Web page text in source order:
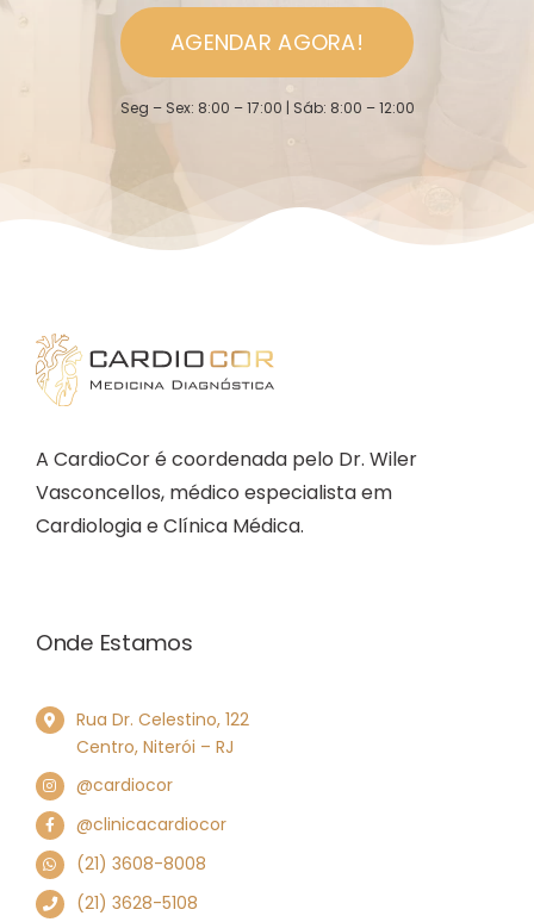
AGENDAR AGORA!
Seg – Sex: 8:00 – 17:00 | Sáb: 8:00 – 12:00
A CardioCor é coordenada pelo Dr. Wiler
Vasconcellos, médico especialista em
Cardiologia e Clínica Médica.
Onde Estamos
Rua Dr. Celestino, 122
Centro, Niterói – RJ
@cardiocor
@clinicacardiocor
(21) 3608-8008
(21) 3628-5108